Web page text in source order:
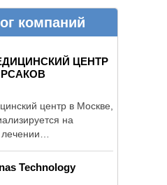
компаний
ЦЕНТР
центр в Москве,
на
лечении
Technology